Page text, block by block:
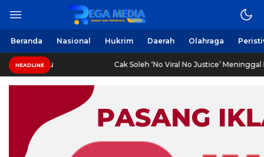
Regamedianews.com
Berita Harian Online
Beranda Nasional Hukrim Daerah Olahraga
HEADLINE
Suramadu Cak Soleh ‘No Viral No Justice’ Meninggal